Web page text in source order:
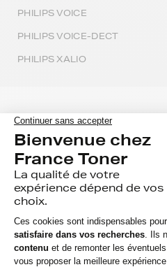
PHILIPS VOICE
PHILIPS VOICE-DECT
PHILIPS XALIO
Avec FranceToner,
PHILIPS au prix le plus
Professionnels ou particuliers,
plus large gamme de produits
Les 2 millions de clients qui
plus de 20 ans, nous
choisissent les produits de
Nous savons que quand vous
PHILIPS, le temps est
la disponibilité de nos 300 000
rapide chez vous ou dans votre